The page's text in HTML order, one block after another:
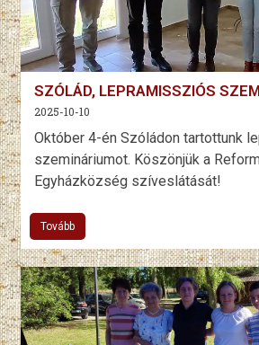
SZÓLÁD, LEPRAMISSZIÓS
2025-10-10
Október 4-én Szóládon tartottunk
szemináriumot. Köszönjük a
Egyházközség szíveslátását!
Tovább